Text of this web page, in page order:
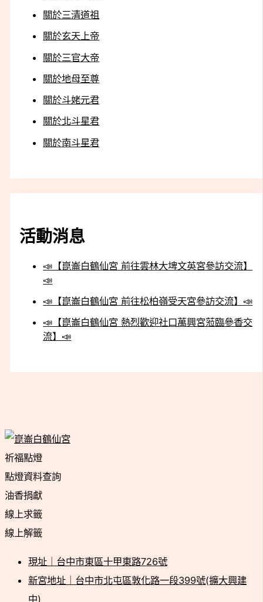
關於三清道祖
關於玄天上帝
關於三官大帝
關於地母至尊
關於斗姥元君
關於北斗星君
關於南斗星君
活動消息
📣【崑崙白鶴仙宮 前往雲林大埤文英宮參訪交流】
📣
📣【崑崙白鶴仙宮 前往松柏嶺受天宮參訪交流】📣
📣【崑崙白鶴仙宮 熱烈歡迎社口萬興宮蒞臨參香交
流】📣
祈福點燈
點燈資料查詢
油香捐獻
線上求籤
線上解籤
現址｜台中市東區十甲東路726號
新宮地址｜台中市北屯區敦化路一段399號(擴大興建
中)